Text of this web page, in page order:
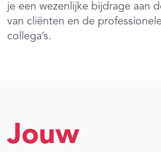
je een wezenlijke bijdrage aan
van cliënten en de
collega’s.
Jouw